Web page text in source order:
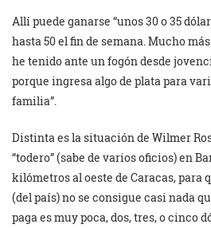
Allí puede ganarse “unos 30 o 35
hasta 50 el fin de semana. Mucho
he tenido ante un fogón desde
porque ingresa algo de plata para
familia”.
Distinta es la situación de Wilmer
“todero” (sabe de varios oficios) en
kilómetros al oeste de Caracas, para
(del país) no se consigue casi nada
paga es muy poca, dos, tres, o cinco